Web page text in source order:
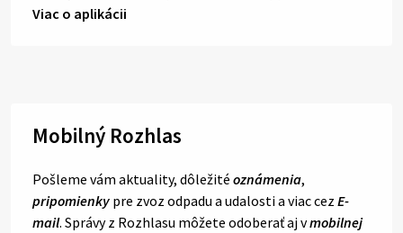
Viac o aplikácii
Mobilný Rozhlas
Pošleme vám aktuality, dôležité oznámenia,
pripomienky pre zvoz odpadu a udalosti a viac cez E-
mail. Správy z Rozhlasu môžete odoberať aj vmobilnej